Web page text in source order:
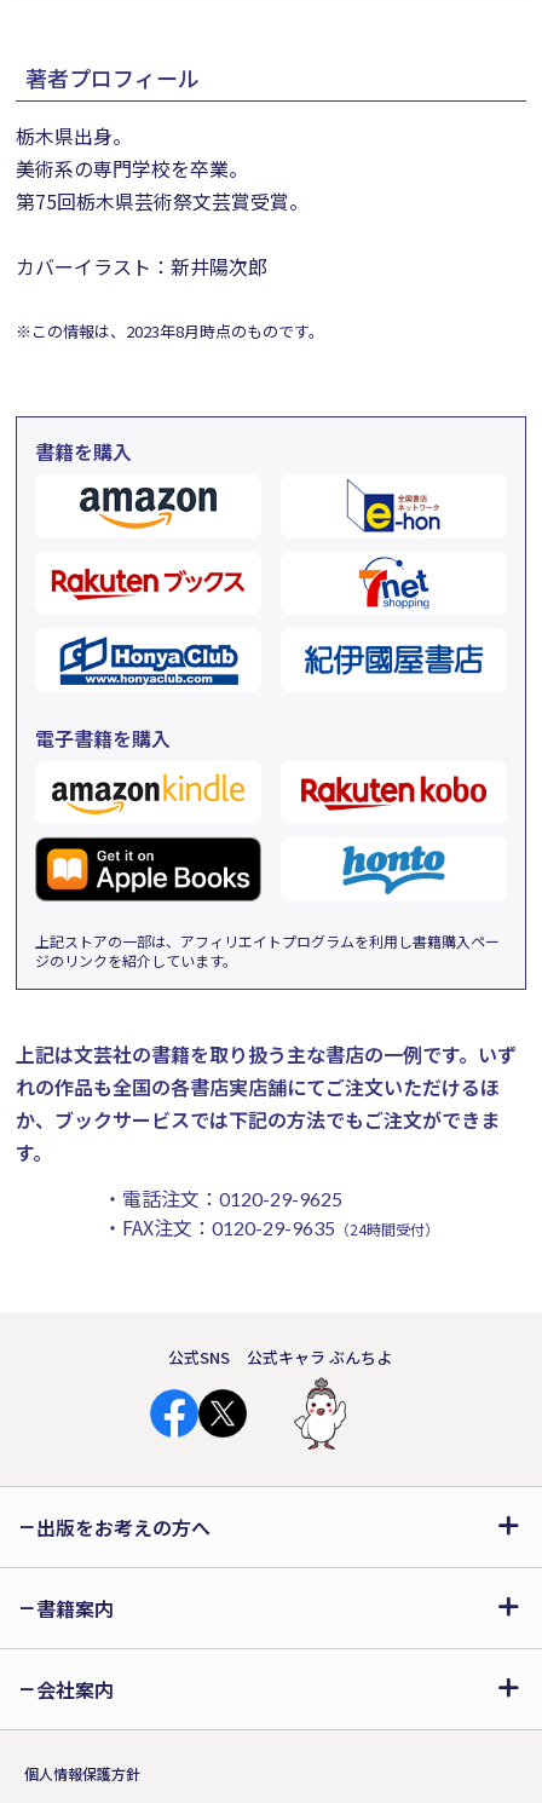
著者プロフィール
栃木県出身。
美術系の専門学校を卒業。
第75回栃木県芸術祭文芸賞受賞。
カバーイラスト：新井陽次郎
※この情報は、2023年8月時点のものです。
書籍を購入
電子書籍を購入
上記ストアの一部は、アフィリエイトプログラムを利用し書籍購入ペー
ジのリンクを紹介しています。
上記は文芸社の書籍を取り扱う主な書店の一例です。 いず
れの作品も全国の各書店実店舗にてご注文いただけるほ
か、ブックサービスでは下記の方法でもご注文ができま
す。
・電話注文： 0120-29-9625
・FAX注文： 0120-29-9635 （24時間受付）
公式SNS 公式キャラ ぶんちよ
出版をお考えの方へ
書籍案内
会社案内
個人情報保護方針